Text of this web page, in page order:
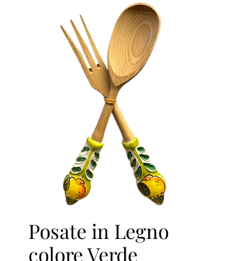
Posate in Legno
colore Verde